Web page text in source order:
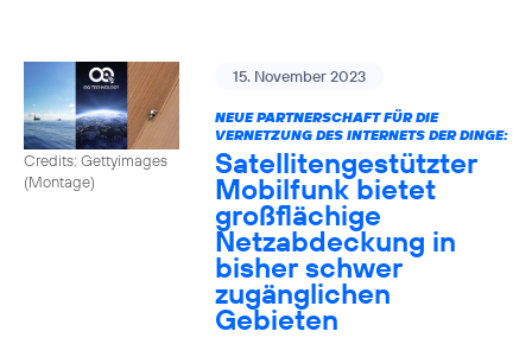
Credits: Gettyimages
(Montage)
15. November 2023
NEUE PARTNERSCHAFT FÜR DIE
VERNETZUNG DES INTERNETS DER DINGE:
Satellitengestützter
Mobilfunk bietet
großflächige
Netzabdeckung in
bisher schwer
zugänglichen
Gebieten